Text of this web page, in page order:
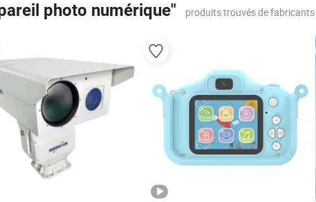
photo numérique" produits trouvés de